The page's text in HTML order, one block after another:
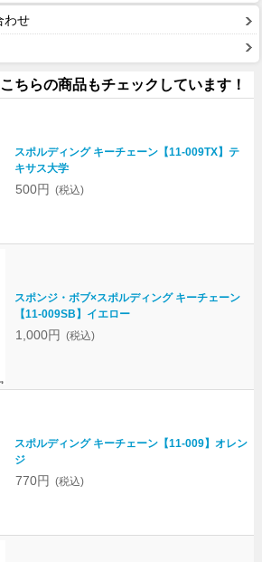
わせ
ちらの商品もチェックしています！
スポルディング キーチェーン【11-009TX】テ
キサス大学
500円 (税込)
スポンジ・ボブ×スポルディング キーチェーン
【11-009SB】イエロー
1,000円 (税込)
スポルディング キーチェーン【11-009】オレン
ジ
770円 (税込)